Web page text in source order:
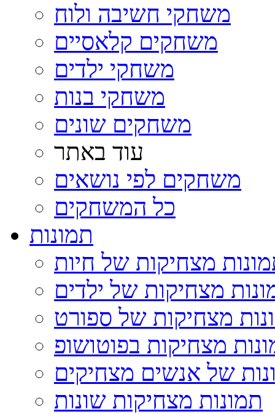
משחקי חשיבה ולוח
משחקים קלאסיים
משחקי ילדים
משחקי בנות
משחקים שונים
עוד באתר
משחקים לפי נושאים
כל המשחקים
תמונות
מצחיקות של חיות
מצחיקות של ילדים
מצחיקות של ספורט
מצחיקות בפוטושופ
של אנשים מצחיקים
תמונות מצחיקות שונות